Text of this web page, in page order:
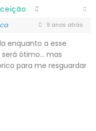
9 anos atrás
enquanto a esse
será ótimo… mas
para me resguardar